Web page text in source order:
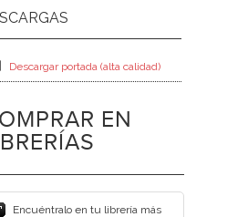
Descargar portada (alta calidad)
EN
Encuéntralo en tu librería más